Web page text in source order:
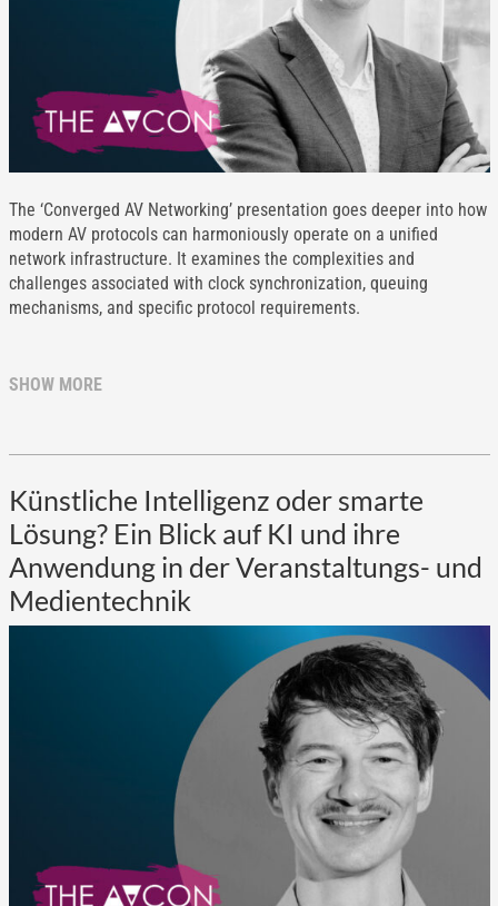
The ‘Converged AV Networking’ presentation goes deeper into how
modern AV protocols can harmoniously operate on a unified
network infrastructure. It examines the complexities and
challenges associated with clock synchronization, queuing
mechanisms, and specific protocol requirements.
SHOW MORE
Künstliche Intelligenz oder smarte
Lösung? Ein Blick auf KI und ihre
Anwendung in der Veranstaltungs- und
Medientechnik